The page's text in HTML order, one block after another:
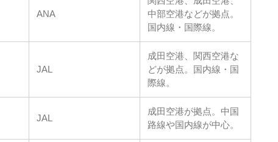
ANA
中部空港などが拠点。
国内線・国際線。
JAL
成田空港、関西空港な
どが拠点。国内線・国
際線。
JAL
成田空港が拠点。中国
路線や国内線が中心。